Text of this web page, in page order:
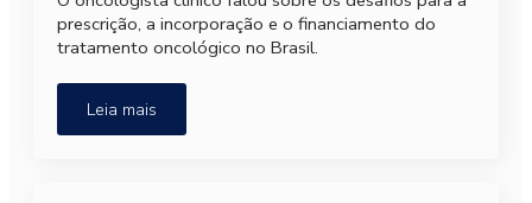
prescrição, a incorporação e o financiamento do
tratamento oncológico no Brasil.
Leia mais